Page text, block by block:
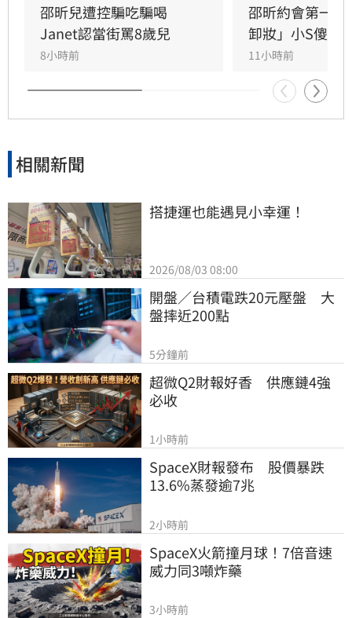
品團購生意。林品妤
邵昕兒遭控騙吃騙喝
Janet認當街罵8歲兒
8小時前
邵昕約會第一
卸妝」小S傻眼
11小時前
相關新聞
搭捷運也能遇見小幸運！
2026/08/03 08:00
開盤／台積電跌20元壓盤　大
盤摔近200點
5分鐘前
超微Q2財報好香　供應鏈4強
必收
1小時前
SpaceX財報發布　股價暴跌
13.6%蒸發逾7兆
2小時前
SpaceX火箭撞月球！7倍音速
威力同3噸炸藥
3小時前